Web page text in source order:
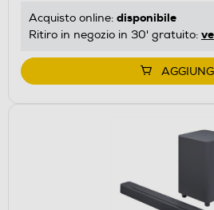
Acquisto online: disponibile
Ritiro in negozio in 30' gratuito: